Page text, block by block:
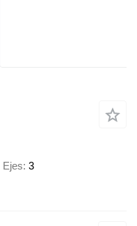
Ejes 3